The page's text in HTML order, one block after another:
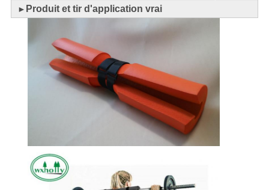
► Produit et tir d'application vrai